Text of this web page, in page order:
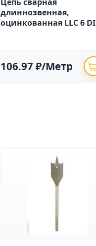
длиннозвенная,
оцинкованная LLC 6
106.97 ₽/Метр